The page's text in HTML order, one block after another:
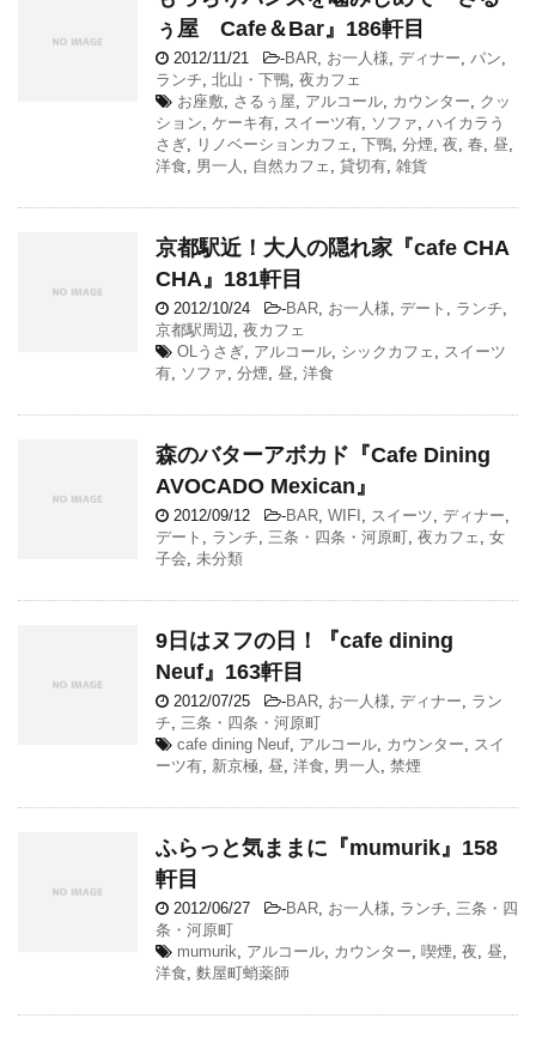
ぅ屋 Cafe＆Bar』186軒目
2012/11/21 -BAR, お一人様, ディナー, パン,
ランチ, 北山・下鴨, 夜カフェ
お座敷, さるぅ屋, アルコール, カウンター, クッ
ション, ケーキ有, スイーツ有, ソファ, ハイカラう
さぎ, リノベーションカフェ , 下鴨, 分煙, 夜, 春, 昼,
洋食, 男一人 , 自然カフェ , 貸切有, 雑貨
京都駅近！大人の隠れ家『cafe CHA
CHA』181軒目
2012/10/24 -BAR, お一人様, デート , ランチ,
京都駅周辺, 夜カフェ
OLうさぎ, アルコール, シックカフェ , スイーツ
有, ソファ, 分煙, 昼, 洋食
森のバターアボカド『Cafe Dining
AVOCADO Mexican』
2012/09/12 -BAR, WIFI , スイーツ, ディナー,
デート , ランチ, 三条・四条・河原町, 夜カフェ , 女
子会, 未分類
9日はヌフの日！『cafe dining
Neuf』163軒目
2012/07/25 -BAR, お一人様, ディナー, ラン
チ, 三条・四条・河原町
cafe dining Neuf, アルコール, カウンター, スイ
ーツ有, 新京極, 昼, 洋食, 男一人 , 禁煙
ふらっと気ままに『mumurik』158
軒目
2012/06/27 -BAR, お一人様, ランチ, 三条・四
条・河原町
mumurik, アルコール, カウンター, 喫煙, 夜, 昼,
洋食, 麩屋町蛸薬師